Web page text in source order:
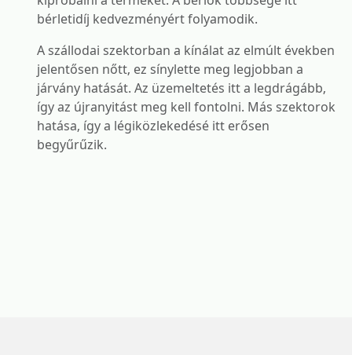
bérletidíj kedvezményért folyamodik.
A szállodai szektorban a kínálat az elmúlt években
jelentősen nőtt, ez sínylette meg legjobban a
járvány hatását. Az üzemeltetés itt a legdrágább,
így az újranyitást meg kell fontolni. Más szektorok
hatása, így a légiközlekedésé itt erősen
begyűrűzik.